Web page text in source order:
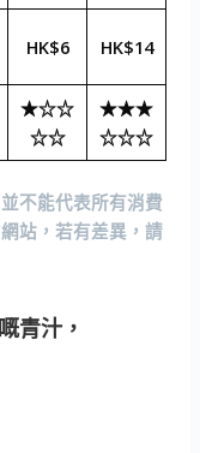
HK$6 HK$14
★☆☆
☆☆
★★★
☆☆☆
不能代表所有消費
站，若有差異，請
青汁，